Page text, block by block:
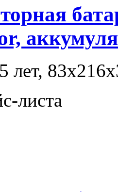
лет,
листа